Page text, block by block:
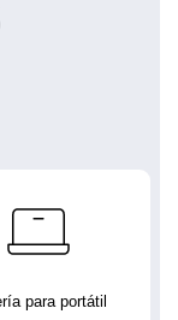
para portátil